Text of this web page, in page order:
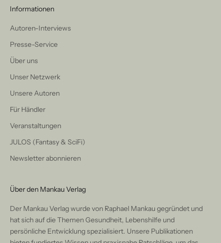
Informationen
Autoren-Interviews
Presse-Service
Über uns
Unser Netzwerk
Unsere Autoren
Für Händler
Veranstaltungen
JULOS (Fantasy & SciFi)
Newsletter abonnieren
Über den Mankau Verlag
Der Mankau Verlag wurde von Raphael Mankau gegründet und
hat sich auf die Themen Gesundheit, Lebenshilfe und
persönliche Entwicklung spezialisiert. Unsere Publikationen